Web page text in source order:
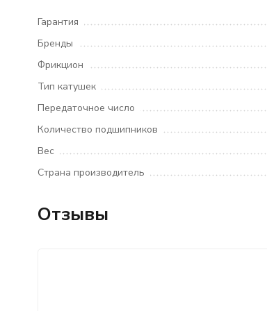
Гарантия
Бренды
Фрикцион
Тип катушек
Передаточное число
Количество подшипников
Вес
Страна производитель
Отзывы